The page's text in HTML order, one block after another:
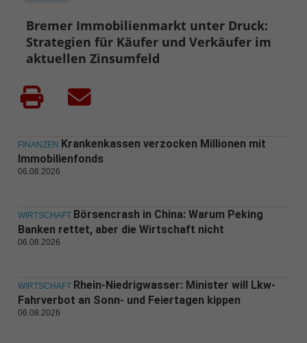
Bremer Immobilienmarkt unter Druck:
Strategien für Käufer und Verkäufer im
aktuellen Zinsumfeld
FINANZEN Krankenkassen verzocken Millionen mit
Immobilienfonds
06.08.2026
WIRTSCHAFT Börsencrash in China: Warum Peking
Banken rettet, aber die Wirtschaft nicht
06.08.2026
WIRTSCHAFT Rhein-Niedrigwasser: Minister will Lkw-
Fahrverbot an Sonn- und Feiertagen kippen
06.08.2026